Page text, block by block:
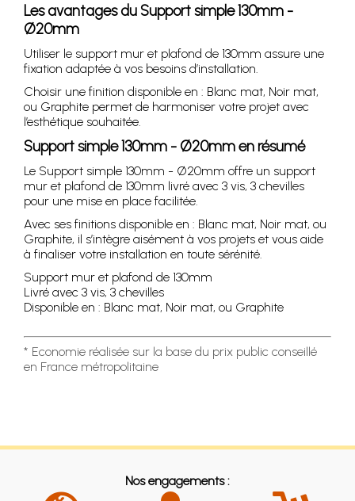
Les avantages du Support simple 130mm -
Ø20mm
Utiliser le support mur et plafond de 130mm assure une
fixation adaptée à vos besoins d’installation.
Choisir une finition disponible en : Blanc mat, Noir mat,
ou Graphite permet de harmoniser votre projet avec
l’esthétique souhaitée.
Support simple 130mm - Ø20mm en résumé
Le Support simple 130mm - Ø20mm offre un support
mur et plafond de 130mm livré avec 3 vis, 3 chevilles
pour une mise en place facilitée.
Avec ses finitions disponible en : Blanc mat, Noir mat, ou
Graphite, il s’intègre aisément à vos projets et vous aide
à finaliser votre installation en toute sérénité.
Support mur et plafond de 130mm
Livré avec 3 vis, 3 chevilles
Disponible en : Blanc mat, Noir mat, ou Graphite
* Economie réalisée sur la base du prix public conseillé
en France métropolitaine
Nos engagements :